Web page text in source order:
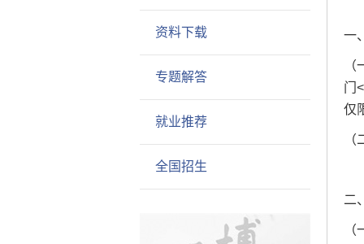
资料下载
专题解答
就业推荐
全国招生
一
门
仅
二